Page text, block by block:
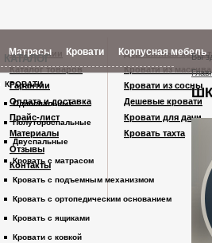
Матрасы Кровати Корпусная мебель
Шкафы Кардинал
Шкафы из дерева
Комоды
Вы
КАТАЛОГ
КРОВАТИ
Односпальные
Полутороспальные
Двуспальные
Кровать с матрасом
Кровать с подъемным механизмом
Кровать с ортопедическим основанием
Кровать с ящиками
Кровати с ковкой
О компании
Каталог товаров
Гарантии
Оплата и доставка
Прайс-лист
Материалы
Отзывы
Контакты
Деревянные
Кровати из массива
Кровати из сосны
Дешевые кровати
Кровати для дачи
Кровать тахта